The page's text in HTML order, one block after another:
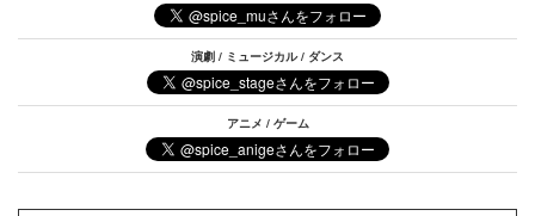
演劇 / ミュージカル / ダンス
アニメ / ゲーム